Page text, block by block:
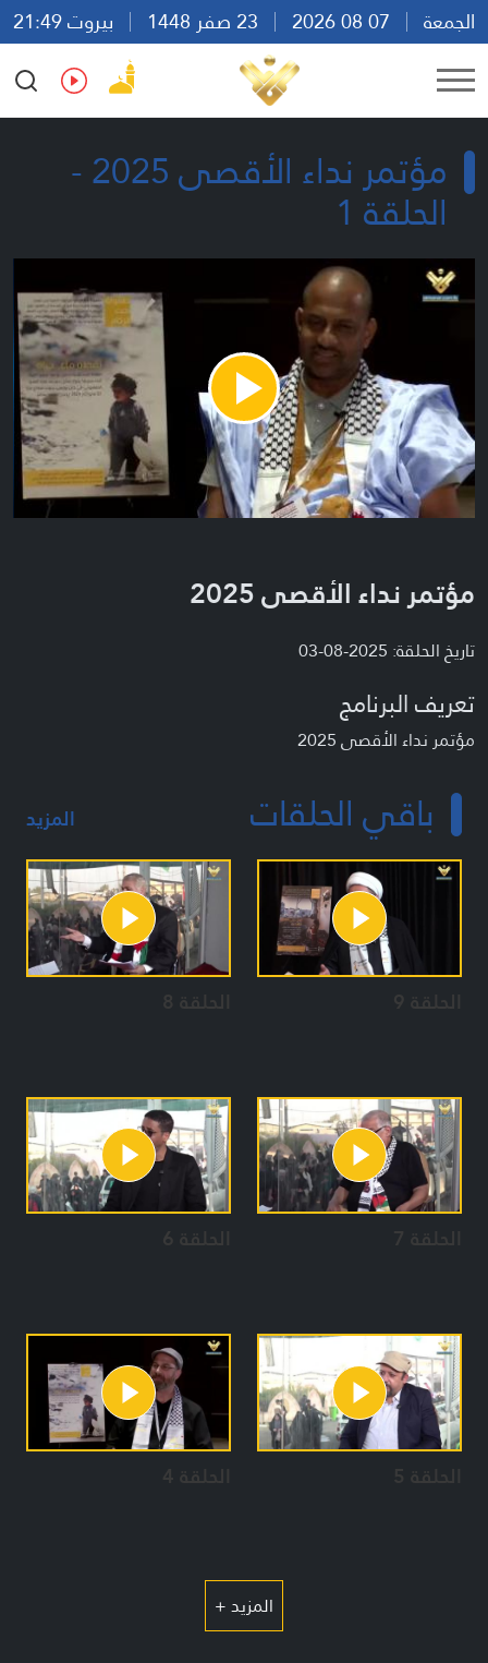
الجمعة
بيروت 21:49
Ar
En Fr Es
مؤتمر نداء الأقصى 2025 -
الحلقة 1
Play
Video
مؤتمر نداء الأقصى 2025
تاريخ الحلقة: 2025-08-03
تعريف البرنامج
مؤتمر نداء الأقصى 2025
باقي الحلقات المزيد
الحلقة 9 الحلقة 8
الحلقة 7 الحلقة 6
الحلقة 5 الحلقة 4
المزيد +